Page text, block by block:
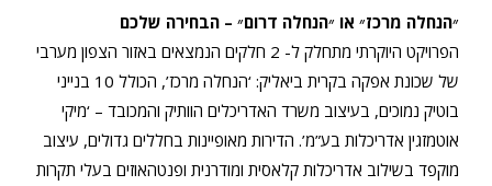
״הנחלה מרכז״ או ״הנחלה דרום״ – הבחירה שלכם
הפרויקט היוקרתי מתחלק ל- 2 חלקים הנמצאים באזור הצפון מערבי
של שכונת אפקה בקרית ביאליק: ‘הנחלה מרכז’, הכולל 10 בנייני
בוטיק נמוכים, בעיצוב משרד האדריכלים הוותיק והמכובד – ‘מיקי
אוטמזגין אדריכלות בע”מ’. הדירות מאופיינות בחללים גדולים, עיצוב
מוקפד בשילוב אדריכלות קלאסית ומודרנית ופנטהאוזים בעלי תקרות